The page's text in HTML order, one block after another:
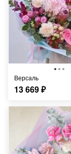
Версаль
13 669₽